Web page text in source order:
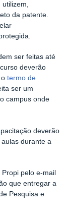
da patente.
ser feitas até
deverão
termo de
ser um
campus onde
deverão
durante a
pelo e-mail
que entregar a
Pesquisa e